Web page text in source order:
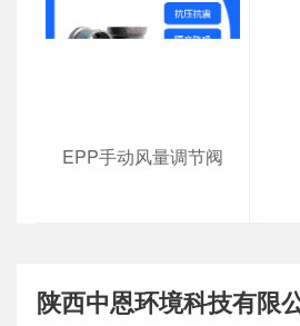
EPP手动风量调节阀
陕西中恩环境科技有限